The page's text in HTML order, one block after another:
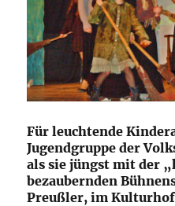
Für leuchtende
Jugendgruppe der
als sie jüngst mit der
bezaubernden
Preußler, im